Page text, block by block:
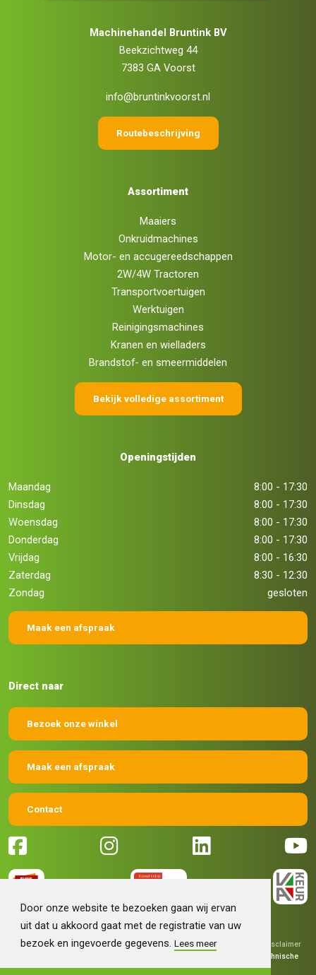
Door onze website te bezoeken gaan wij ervan
uit dat u akkoord gaat met de registratie van uw
bezoek en ingevoerde gegevens.Lees meer
Machinehandel Bruntink BV
Beekzichtweg 44
7383 GA Voorst
info@bruntinkvoorst.nl
Routebeschrijving
Assortiment
Maaiers
Onkruidmachines
Motor- en accugereedschappen
2W/4W Tractoren
Transportvoertuigen
Werktuigen
Reinigingsmachines
Kranen en wielladers
Brandstof- en smeermiddelen
Bekijk volledige assortiment
Openingstijden
Maandag
8:00 - 17:30
Dinsdag
8:00 - 17:30
Woensdag
8:00 - 17:30
Donderdag
8:00 - 17:30
Vrijdag
8:00 - 16:30
Zaterdag
8:30 - 12:30
Zondag
gesloten
Maak een afspraak
Direct naar
Bezoek onze winkel
Maak een afspraak
Contact
© 2026 Machinehandel Bruntink BV | Algemene voorwaarden
Disclaimer
Technische
realisatieSieronline B.V.